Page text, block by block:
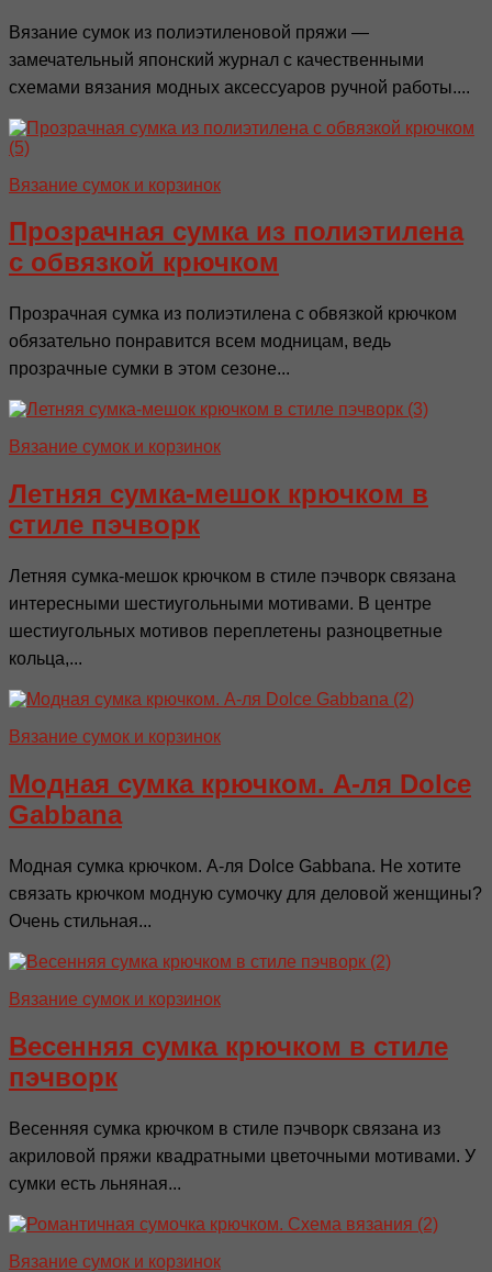
Вязание сумок из полиэтиленовой пряжи —
замечательный японский журнал с качественными
схемами вязания модных аксессуаров ручной работы....
Вязание сумок и корзинок
Прозрачная сумка из полиэтилена
с обвязкой крючком
Прозрачная сумка из полиэтилена с обвязкой крючком
обязательно понравится всем модницам, ведь
прозрачные сумки в этом сезоне...
Вязание сумок и корзинок
Летняя сумка-мешок крючком в
стиле пэчворк
Летняя сумка-мешок крючком в стиле пэчворк связана
интересными шестиугольными мотивами. В центре
шестиугольных мотивов переплетены разноцветные
кольца,...
Вязание сумок и корзинок
Модная сумка крючком. А-ля Dolce
Gabbana
Модная сумка крючком. А-ля Dolce Gabbana. Не хотите
связать крючком модную сумочку для деловой женщины?
Очень стильная...
Вязание сумок и корзинок
Весенняя сумка крючком в стиле
пэчворк
Весенняя сумка крючком в стиле пэчворк связана из
акриловой пряжи квадратными цветочными мотивами. У
сумки есть льняная...
Вязание сумок и корзинок